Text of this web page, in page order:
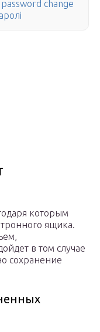
change
которым
ящика.
в том случае
сохранение